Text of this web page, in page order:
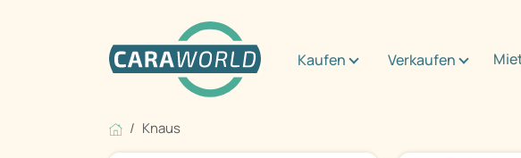
Kaufen Verkaufen
Knaus